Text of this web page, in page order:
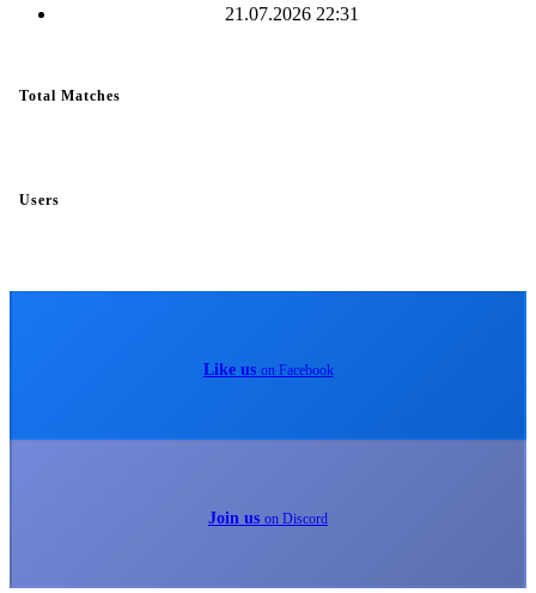
21.07.2026 22:31
Total Matches
Users
Like us on Facebook
Join us on Discord